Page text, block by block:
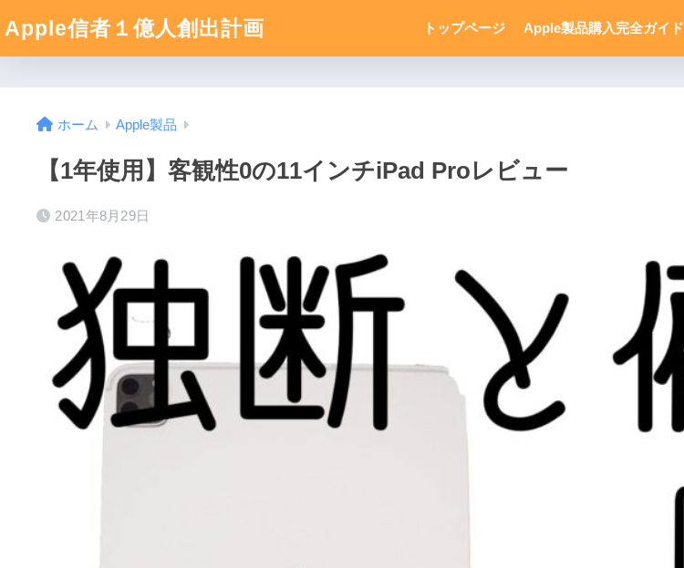
Apple信者１億人創出計画 トップページ Apple製品購入完全ガイド
ホーム Apple製品
【1年使用】客観性0の11インチiPad Proレビュー
2021年8月29日